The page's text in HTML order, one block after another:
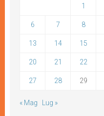
1
6 7 8
13 14 15
20 21 22
27 28 29
« Mag Lug »